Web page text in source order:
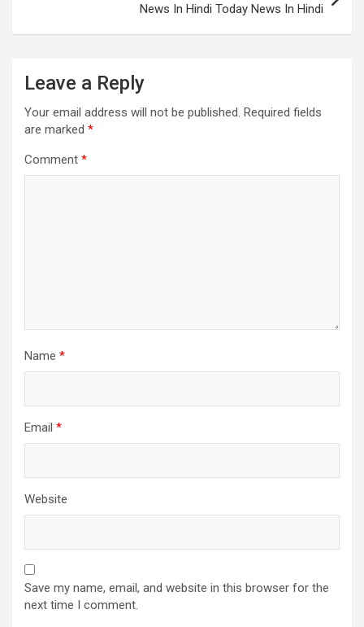
News In Hindi Today News In Hindi
Leave a Reply
Your email address will not be published. Required fields
are marked *
Comment *
Name *
Email *
Website
Save my name, email, and website in this browser for the
next time I comment.